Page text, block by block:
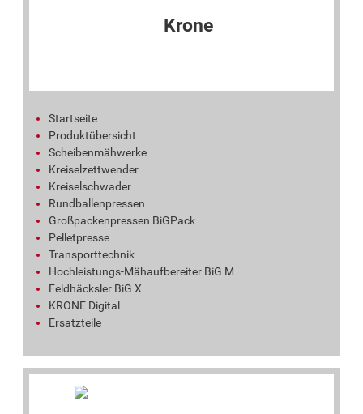
Startseite
Produktübersicht
Scheibenmähwerke
Kreiselzettwender
Kreiselschwader
Rundballenpressen
Großpackenpressen BiGPack
Pelletpresse
Transporttechnik
Hochleistungs-Mähaufbereiter BiG M
Feldhäcksler BiG X
KRONE Digital
Ersatzteile